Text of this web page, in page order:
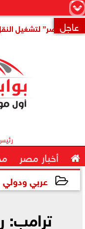
×عاجللتشغيل النقل
 أخبار مصر
عربي ودولي
ترامب: